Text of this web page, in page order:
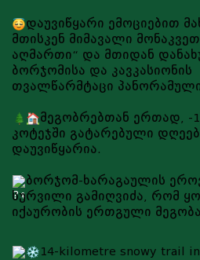
დაუვიწყარი ემოციებით
მთისკენ მიმავალი
აღმართი“ და მთიდან
ბორჯომისა და კავკასიონის
თვალწარმტაცი
მეგობრებთან ერთად, -
კოტეჯში გატარებული
დაუვიწყარია.
ბორჯომ-ხარაგაულის
სურვილი გამიღვიძა, რომ
იქაურობის ერთგული
14-kilometre snowy trail